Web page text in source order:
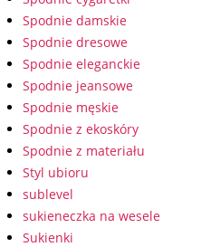
Spodnie damskie
Spodnie dresowe
Spodnie eleganckie
Spodnie jeansowe
Spodnie męskie
Spodnie z ekoskóry
Spodnie z materiału
Styl ubioru
sublevel
sukieneczka na wesele
Sukienki